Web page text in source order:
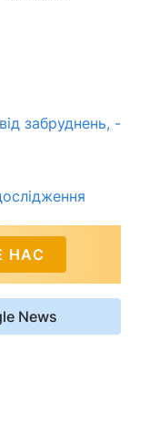
забруднень, -
НАС
News